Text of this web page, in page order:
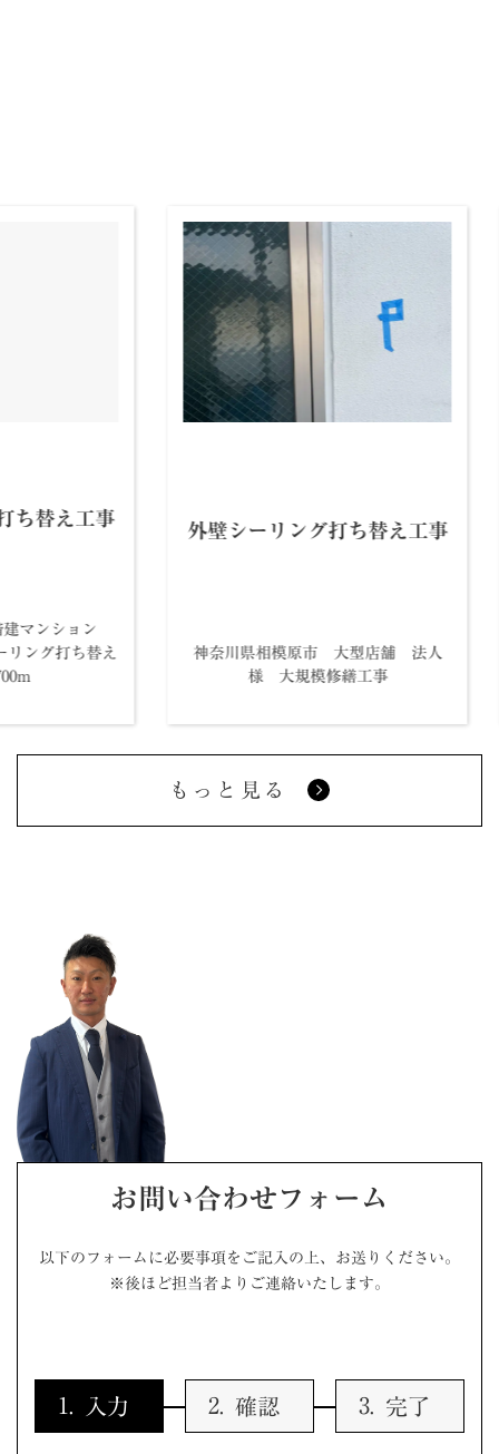
ーリング打ち替え工事
県平塚市 3階建マンション
繕工事 シーリング打ち替え
外壁シーリング打ち替
神奈川県相模原市 大型店
様 大規模修繕工事
もっと見る
お問い合わせフォーム
以下のフォームに必要事項をご記入の上、お送りください。
※後ほど担当者よりご連絡いたします。
入力 確認 完了